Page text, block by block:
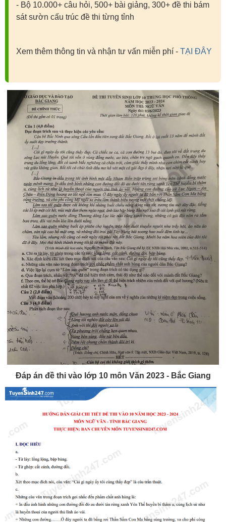
- Bộ 10.000+ câu hỏi, 500+ bài giảng, 300+ đề thi bám
sát sườn cấu trúc đề thi từng tỉnh
Xem thêm thông tin và nhận tư vấn miễn phí - TẠI ĐÂY
Đáp án đề thi vào lớp 10 môn Văn 2023 - Bắc Giang